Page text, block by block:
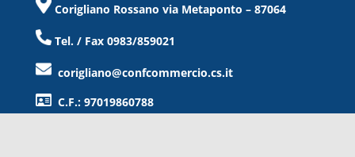
Corigliano Rossano via Metaponto – 87064
Tel. / Fax 0983/859021
corigliano@confcommercio.cs.it
C.F.: 97019860788